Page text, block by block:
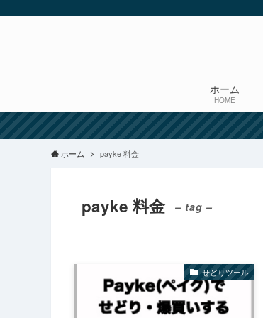
ホーム
HOME
ホーム payke 料金
payke 料金 – tag –
せどりツール